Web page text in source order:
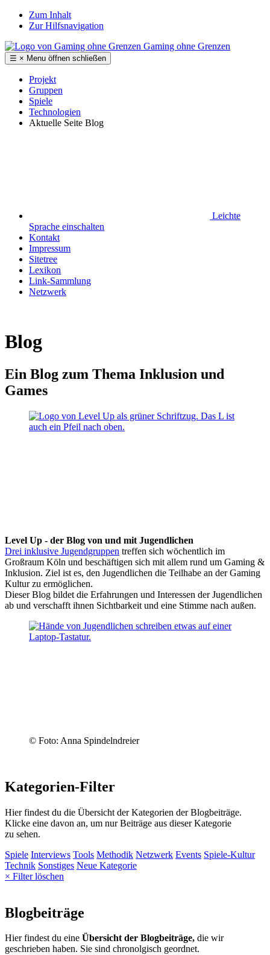
Zum Inhalt
Zur Hilfsnavigation
Gaming ohne Grenzen
☰ × Menu öffnen schließen
Projekt
Gruppen
Spiele
Technologien
Aktuelle Seite Blog
Leichte
Sprache einschalten
Kontakt
Impressum
Sitetree
Lexikon
Link-Sammlung
Netzwerk
Blog
Ein Blog zum Thema Inklusion und
Games
Level Up - der Blog von und mit Jugendlichen
Drei inklusive Jugendgruppen treffen sich wöchentlich im
Großraum Köln und beschäftigen sich mit allem rund um Gaming &
Inklusion. Ziel ist es, den Jugendlichen die Teilhabe an der Gaming
Kultur zu ermöglichen.
Dieser Blog bildet die Erfahrungen und Interessen der Jugendlichen
ab und verschafft ihnen Sichtbarkeit und eine Stimme nach außen.
© Foto: Anna Spindelndreier
Kategorien-Filter
Hier findest du die Übersicht der Kategorien der Blogbeiträge.
Klicke eine davon an, um nur Beiträge aus dieser Kategorie
zu sehen.
Spiele Interviews Tools Methodik Netzwerk Events Spiele-Kultur
Technik Sonstiges Neue Kategorie
× Filter löschen
Blogbeiträge
Hier findest du eine Übersicht der Blogbeiträge, die wir
geschrieben haben. Sie sind chronolgisch geordnet.